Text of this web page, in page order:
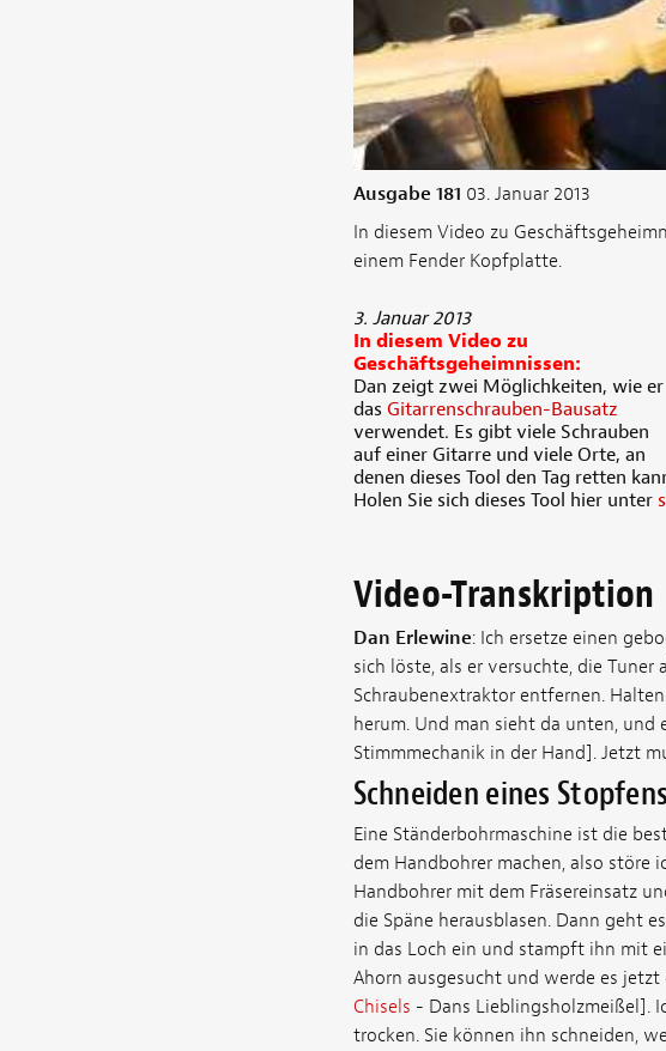
Ausgabe 181 03. Januar 2013
In diesem Video zu
einem Fender Kopfplatte.
3. Januar 2013
In diesem Video zu
Geschäftsgeheimnissen:
Dan zeigt zwei Möglichkeiten, wie er
das Gitarrenschrauben-Bausatz
verwendet. Es gibt viele Schrauben
auf einer Gitarre und viele Orte, an
denen dieses Tool den Tag retten
Holen Sie sich dieses Tool hier unter
Video-Transkription
Dan Erlewine: Ich ersetze einen
sich löste, als er versuchte, die
Schraubenextraktor entfernen.
herum. Und man sieht da unten,
Stimmmechanik in der Hand]. Jetzt
Schneiden eines
Eine Ständerbohrmaschine ist die
dem Handbohrer machen, also
Handbohrer mit dem Fräsereinsatz
die Späne herausblasen. Dann geht
in das Loch ein und stampft ihn mit
Ahorn ausgesucht und werde es
Chisels - Dans Lieblingsholzmeißel].
trocken. Sie können ihn schneiden,